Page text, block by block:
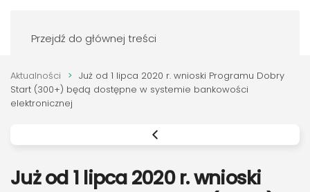
Przejdź do głównej treści
Aktualności
Już od 1 lipca 2020 r. wnioski Programu Dobry
Start (300+) będą dostępne w systemie bankowości
elektronicznej
Już od 1 lipca 2020 r. wnioski